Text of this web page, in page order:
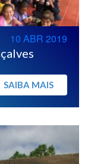
10 ABR 2019
SAIBA MAIS